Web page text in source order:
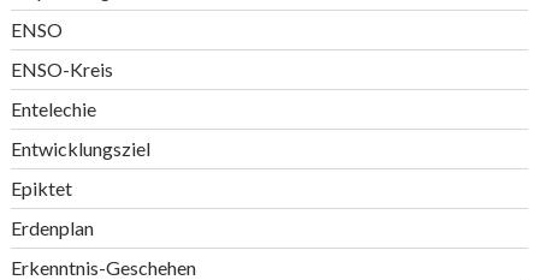
ENSO
ENSO-Kreis
Entelechie
Entwicklungsziel
Epiktet
Erdenplan
Erkenntnis-Geschehen